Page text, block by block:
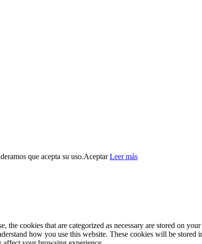
que acepta su uso.Aceptar Leer más
cookies that are categorized as necessary are stored on
how you use this website. These cookies will be